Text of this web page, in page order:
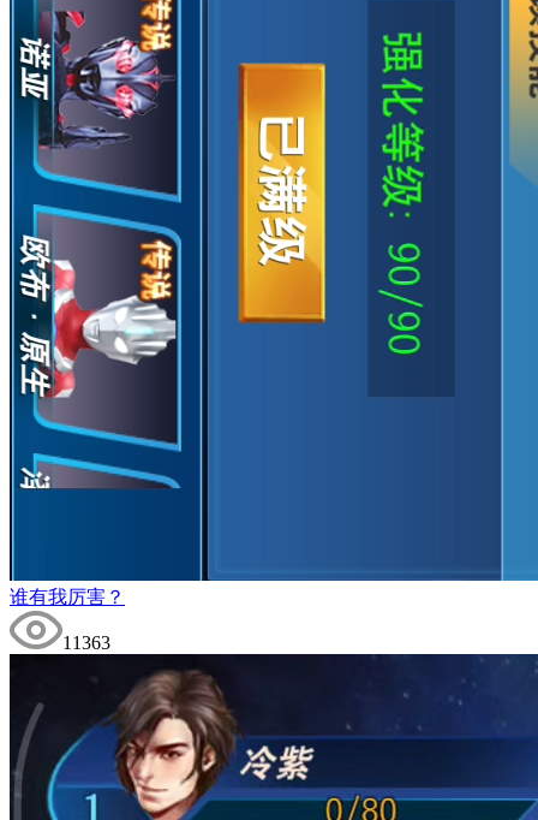
谁有我厉害？
11363